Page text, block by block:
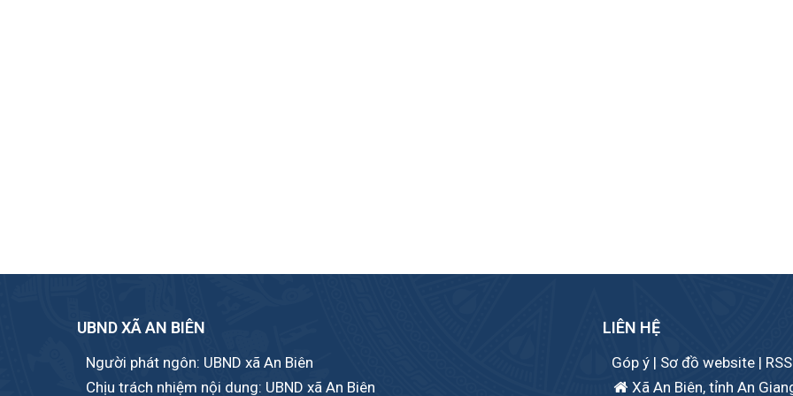
UBND XÃ AN BIÊN
Người phát ngôn: UBND xã An Biên
Chịu trách nhiệm nội dung: UBND xã An Biên
LIÊN HỆ
Góp ý | Sơ đồ website | RSS
Xã An Biên, tỉnh An